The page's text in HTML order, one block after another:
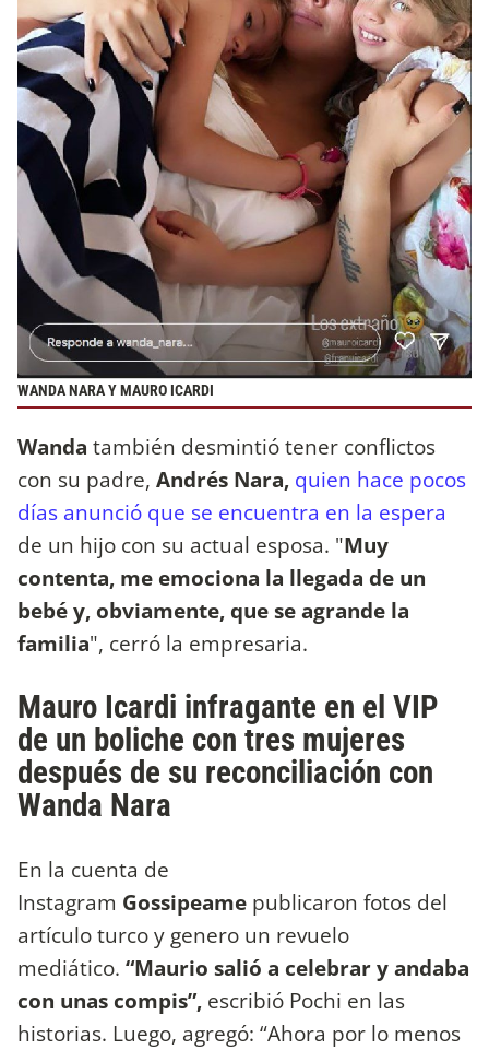
WANDA NARA Y MAURO ICARDI
Wanda también desmintió tener conflictos
con su padre, Andrés Nara, quien hace pocos
días anunció que se encuentra en la espera
de un hijo con su actual esposa. "Muy
contenta, me emociona la llegada de un
bebé y, obviamente, que se agrande la
familia", cerró la empresaria.
Mauro Icardi infragante en el VIP
de un boliche con tres mujeres
después de su reconciliación con
Wanda Nara
En la cuenta de
Instagram Gossipeame publicaron fotos del
artículo turco y genero un revuelo
mediático. “Maurio salió a celebrar y andaba
con unas compis”, escribió Pochi en las
historias. Luego, agregó: “Ahora por lo menos